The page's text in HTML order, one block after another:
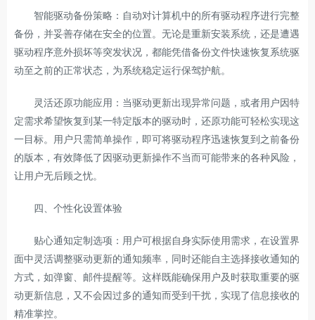
智能驱动备份策略：自动对计算机中的所有驱动程序进行完整
备份，并妥善存储在安全的位置。无论是重新安装系统，还是遭遇
驱动程序意外损坏等突发状况，都能凭借备份文件快速恢复系统驱
动至之前的正常状态，为系统稳定运行保驾护航。
灵活还原功能应用：当驱动更新出现异常问题，或者用户因特
定需求希望恢复到某一特定版本的驱动时，还原功能可轻松实现这
一目标。用户只需简单操作，即可将驱动程序迅速恢复到之前备份
的版本，有效降低了因驱动更新操作不当而可能带来的各种风险，
让用户无后顾之忧。
四、个性化设置体验
贴心通知定制选项：用户可根据自身实际使用需求，在设置界
面中灵活调整驱动更新的通知频率，同时还能自主选择接收通知的
方式，如弹窗、邮件提醒等。这样既能确保用户及时获取重要的驱
动更新信息，又不会因过多的通知而受到干扰，实现了信息接收的
精准掌控。